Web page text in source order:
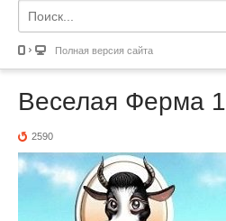
Полная версия сайта
Веселая Ферма 1
2590